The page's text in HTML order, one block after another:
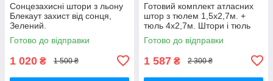
Сонцезахисні штори з льону
Блекаут захист від сонця,
Зелений.
Готово до відправки
1 020 ₴ 1 500 ₴
Готовий комплект атласних
штор з тюлем 1,5x2,7м. +
тюль 4x2,7м. Штори і тюль
принт
Готово до відправки
1 587 ₴ 2 300 ₴